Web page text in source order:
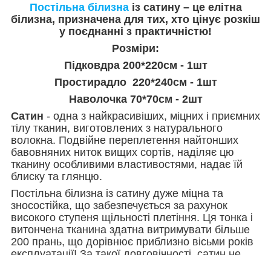
Постільна білизнаіз сатину – це елітна
білизна, призначена для тих, хто цінує розкіш
у поєднанні з практичністю!
Розміри:
Підковдра 200*220см - 1шт
Простирадло 220*240см - 1шт
Наволочка 70*70см - 2шт
Сатин - одна з найкрасивіших, міцних і приємних
тілу тканин, виготовлених з натурального
волокна. Подвійне переплетення найтонших
бавовняних ниток вищих сортів, наділяє цю
тканину особливими властивостями, надає їй
блиску та глянцю.
Постільна білизна із сатину дуже міцна та
зносостійка, що забезпечується за рахунок
високого ступеня щільності плетіння. Ця тонка і
витончена тканина здатна витримувати більше
200 прань, що дорівнює приблизно вісьми років